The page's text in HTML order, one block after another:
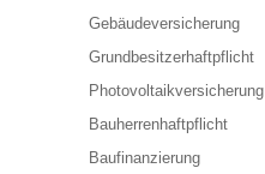
Gebäudeversicherung
Grundbesitzerhaftpflicht
Photovoltaikversicherung
Bauherrenhaftpflicht
Baufinanzierung